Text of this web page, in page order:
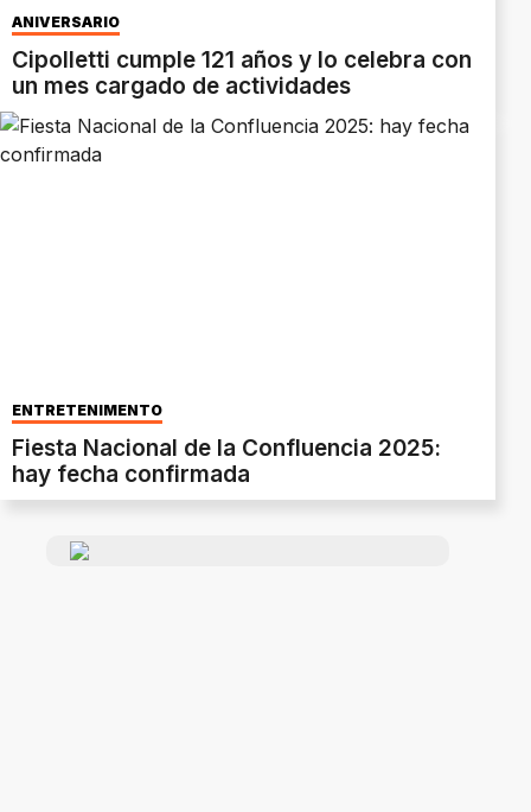
ANIVERSARIO
Cipolletti cumple 121 años y lo celebra con
un mes cargado de actividades
ENTRETENIMENTO
Fiesta Nacional de la Confluencia 2025:
hay fecha confirmada